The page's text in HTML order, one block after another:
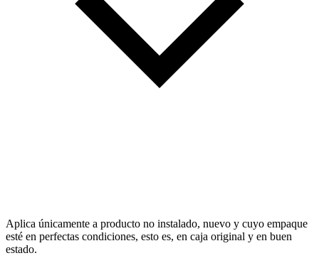
Aplica únicamente a producto no instalado, nuevo y cuyo empaque
esté en perfectas condiciones, esto es, en caja original y en buen
estado.